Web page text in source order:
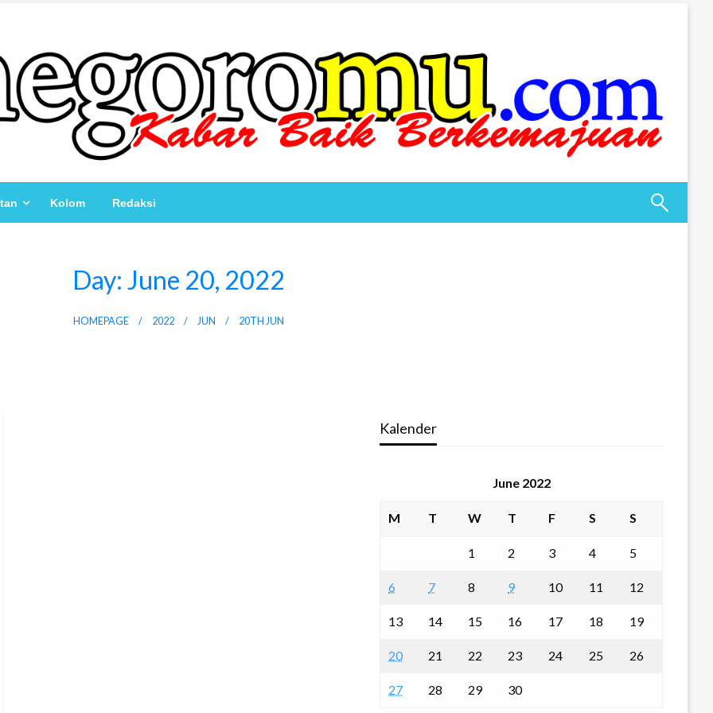
Kolom Redaksi
Day: June 20, 2022
HOMEPAGE 2022 JUN 20TH JUN
Kalender
June 2022
M T W T F S S
1 2 3 4 5
6 7 8 9 10 11 12
13 14 15 16 17 18 19
20 21 22 23 24 25 26
27 28 29 30